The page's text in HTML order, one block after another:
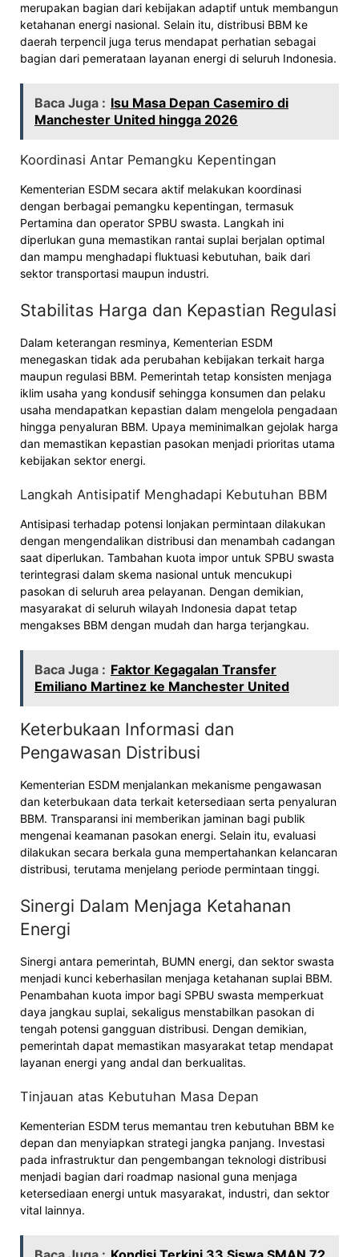
merupakan bagian dari kebijakan adaptif untuk membangun
ketahanan energi nasional. Selain itu, distribusi BBM ke
daerah terpencil juga terus mendapat perhatian sebagai
bagian dari pemerataan layanan energi di seluruh Indonesia.
Baca Juga : Isu Masa Depan Casemiro di
Manchester United hingga 2026
Koordinasi Antar Pemangku Kepentingan
Kementerian ESDM secara aktif melakukan koordinasi
dengan berbagai pemangku kepentingan, termasuk
Pertamina dan operator SPBU swasta. Langkah ini
diperlukan guna memastikan rantai suplai berjalan optimal
dan mampu menghadapi fluktuasi kebutuhan, baik dari
sektor transportasi maupun industri.
Stabilitas Harga dan Kepastian Regulasi
Dalam keterangan resminya, Kementerian ESDM
menegaskan tidak ada perubahan kebijakan terkait harga
maupun regulasi BBM. Pemerintah tetap konsisten menjaga
iklim usaha yang kondusif sehingga konsumen dan pelaku
usaha mendapatkan kepastian dalam mengelola pengadaan
hingga penyaluran BBM. Upaya meminimalkan gejolak harga
dan memastikan kepastian pasokan menjadi prioritas utama
kebijakan sektor energi.
Langkah Antisipatif Menghadapi Kebutuhan BBM
Antisipasi terhadap potensi lonjakan permintaan dilakukan
dengan mengendalikan distribusi dan menambah cadangan
saat diperlukan. Tambahan kuota impor untuk SPBU swasta
terintegrasi dalam skema nasional untuk mencukupi
pasokan di seluruh area pelayanan. Dengan demikian,
masyarakat di seluruh wilayah Indonesia dapat tetap
mengakses BBM dengan mudah dan harga terjangkau.
Baca Juga : Faktor Kegagalan Transfer
Emiliano Martinez ke Manchester United
Keterbukaan Informasi dan
Pengawasan Distribusi
Kementerian ESDM menjalankan mekanisme pengawasan
dan keterbukaan data terkait ketersediaan serta penyaluran
BBM. Transparansi ini memberikan jaminan bagi publik
mengenai keamanan pasokan energi. Selain itu, evaluasi
dilakukan secara berkala guna mempertahankan kelancaran
distribusi, terutama menjelang periode permintaan tinggi.
Sinergi Dalam Menjaga Ketahanan
Energi
Sinergi antara pemerintah, BUMN energi, dan sektor swasta
menjadi kunci keberhasilan menjaga ketahanan suplai BBM.
Penambahan kuota impor bagi SPBU swasta memperkuat
daya jangkau suplai, sekaligus menstabilkan pasokan di
tengah potensi gangguan distribusi. Dengan demikian,
pemerintah dapat memastikan masyarakat tetap mendapat
layanan energi yang andal dan berkualitas.
Tinjauan atas Kebutuhan Masa Depan
Kementerian ESDM terus memantau tren kebutuhan BBM ke
depan dan menyiapkan strategi jangka panjang. Investasi
pada infrastruktur dan pengembangan teknologi distribusi
menjadi bagian dari roadmap nasional guna menjaga
ketersediaan energi untuk masyarakat, industri, dan sektor
vital lainnya.